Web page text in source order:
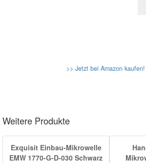
>> Jetzt bei Amazon
Weitere Produkte
Exquisit Einbau-Mikrowelle
EMW 1770-G-D-030 Schwarz